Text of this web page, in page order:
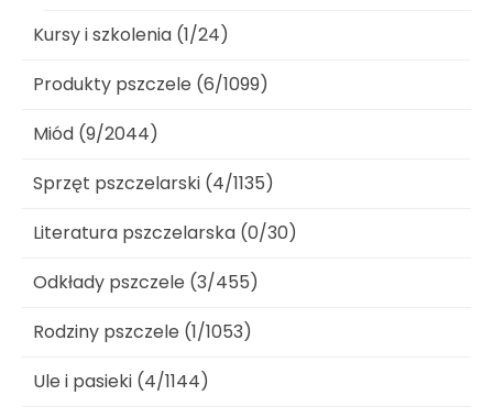
Kursy i szkolenia (1/24)
Produkty pszczele (6/1099)
Miód (9/2044)
Sprzęt pszczelarski (4/1135)
Literatura pszczelarska (0/30)
Odkłady pszczele (3/455)
Rodziny pszczele (1/1053)
Ule i pasieki (4/1144)